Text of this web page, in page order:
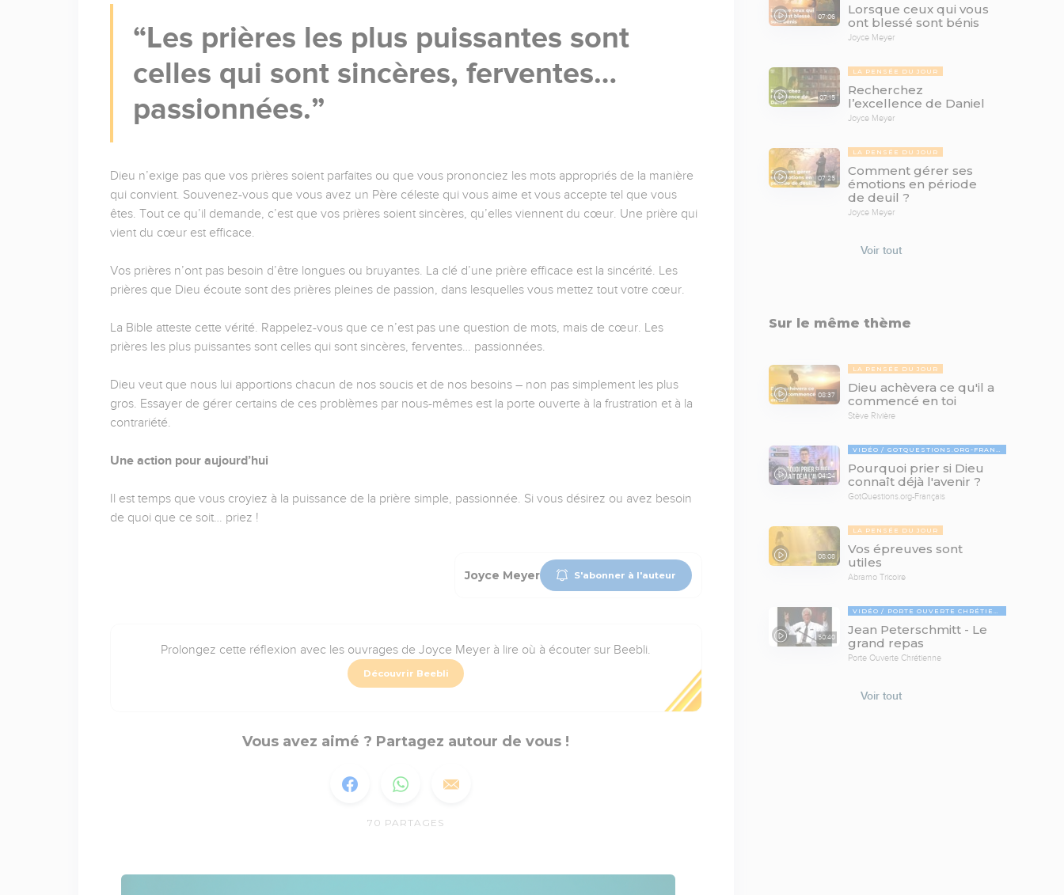
Les prières les plus puissantes sont
celles qui sont sincères, ferventes…
passionnées.
Dieu n’exige pas que vos prières soient parfaites ou que vous prononciez les mots appropriés de la manière
qui convient. Souvenez-vous que vous avez un Père céleste qui vous aime et vous accepte tel que vous
êtes. Tout ce qu’il demande, c’est que vos prières soient sincères, qu’elles viennent du cœur. Une prière qui
vient du cœur est efficace.
Vos prières n’ont pas besoin d’être longues ou bruyantes. La clé d’une prière efficace est la sincérité. Les
prières que Dieu écoute sont des prières pleines de passion, dans lesquelles vous mettez tout votre cœur.
La Bible atteste cette vérité. Rappelez-vous que ce n’est pas une question de mots, mais de cœur. Les
prières les plus puissantes sont celles qui sont sincères, ferventes… passionnées.
Dieu veut que nous lui apportions chacun de nos soucis et de nos besoins – non pas simplement les plus
gros. Essayer de gérer certains de ces problèmes par nous-mêmes est la porte ouverte à la frustration et à la
contrariété.
Une action pour aujourd’hui
Il est temps que vous croyiez à la puissance de la prière simple, passionnée. Si vous désirez ou avez besoin
de quoi que ce soit… priez !
Joyce Meyer S'abonner à l'auteur
Prolongez cette réflexion avec les ouvrages de Joyce Meyer à lire où à écouter sur Beebli.
Découvrir Beebli
Vous avez aimé ? Partagez autour de vous !
70 PARTAGES
07:06
Lorsque ceux qui vous
ont blessé sont bénis
Joyce Meyer
07:15
LA PENSÉE DU JOUR
Recherchez
l’excellence de Daniel
Joyce Meyer
07:25
LA PENSÉE DU JOUR
Comment gérer ses
émotions en période
de deuil ?
Joyce Meyer
Voir tout
Sur le même thème
08:37
LA PENSÉE DU JOUR
Dieu achèvera ce qu'il a
commencé en toi
Stève Rivière
04:24
VIDÉO GOTQUESTIONS.ORG-FRANÇAIS
Pourquoi prier si Dieu
connaît déjà l'avenir ?
GotQuestions.org-Français
08:08
LA PENSÉE DU JOUR
Vos épreuves sont
utiles
Abramo Tricoire
50:40
VIDÉO PORTE OUVERTE CHRÉTIENNE
Jean Peterschmitt - Le
grand repas
Porte Ouverte Chrétienne
Voir tout